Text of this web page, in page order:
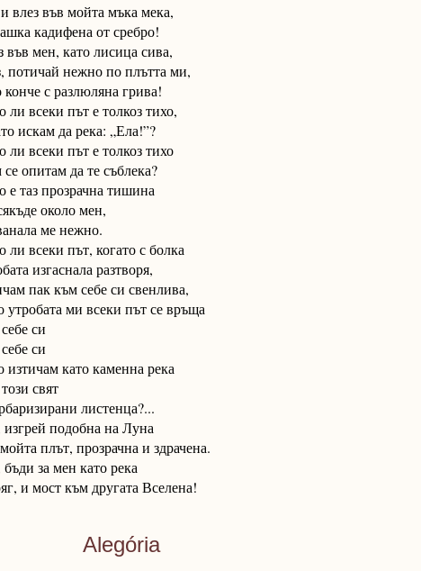
влез във мойта мъка мека,
кадифена от сребро!
във мен, като лисица сива,
потичай нежно по плътта ми,
конче с разлюляна грива!
ли всеки път е толкоз тихо,
искам да река: „Ела!”?
ли всеки път е толкоз тихо
опитам да те съблека?
е таз прозрачна тишина
около мен,
ме нежно.
ли всеки път, когато с болка
изгаснала разтворя,
пак към себе си свенлива,
утробата ми всеки път се връща
си
си
изтичам като каменна река
свят
листенца?...
изгрей подобна на Луна
плът, прозрачна и здрачена.
за мен като река
и мост към другата Вселена!
Alegória